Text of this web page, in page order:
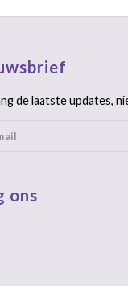
de laatste updates,
ons